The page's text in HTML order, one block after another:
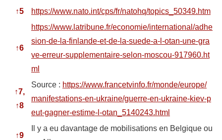
↑5 https://www.nato.int/cps/fr/natohq/topics_50349.htm
↑6
https://www.latribune.fr/economie/international/adhe
sion-de-la-finlande-et-de-la-suede-a-l-otan-une-gra
ve-erreur-supplementaire-selon-moscou-917960.ht
ml
↑7,
↑8
Source : https://www.francetvinfo.fr/monde/europe/
manifestations-en-ukraine/guerre-en-ukraine-kiev-p
eut-gagner-estime-l-otan_5140243.html
↑9
Il y a eu davantage de mobilisations en Belgique ou